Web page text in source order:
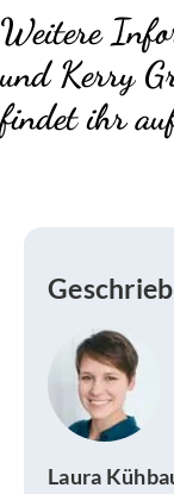
Weitere
und Kerry
findet ihr
Laura